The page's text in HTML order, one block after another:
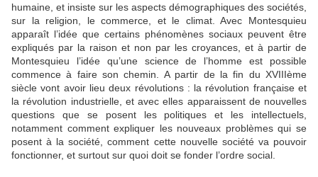
humaine, et insiste sur les aspects démographiques des sociétés,
sur la religion, le commerce, et le climat. Avec Montesquieu
apparaît l’idée que certains phénomènes sociaux peuvent être
expliqués par la raison et non par les croyances, et à partir de
Montesquieu l’idée qu’une science de l’homme est possible
commence à faire son chemin. A partir de la fin du XVIIIème
siècle vont avoir lieu deux révolutions : la révolution française et
la révolution industrielle, et avec elles apparaissent de nouvelles
questions que se posent les politiques et les intellectuels,
notamment comment expliquer les nouveaux problèmes qui se
posent à la société, comment cette nouvelle société va pouvoir
fonctionner, et surtout sur quoi doit se fonder l’ordre social.